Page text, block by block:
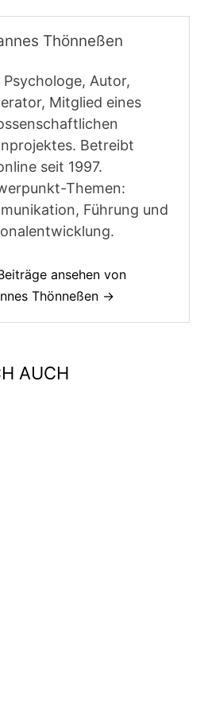
Thönneßen
Psychologe, Autor,
Mitglied eines
Betreibt
seit 1997.
Themen:
Führung und
ansehen von
Thönneßen →
AUCH